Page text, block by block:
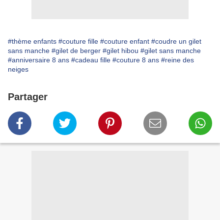
#thème enfants #couture fille #couture enfant #coudre un gilet
sans manche #gilet de berger #gilet hibou #gilet sans manche
#anniversaire 8 ans #cadeau fille #couture 8 ans #reine des
neiges
Partager